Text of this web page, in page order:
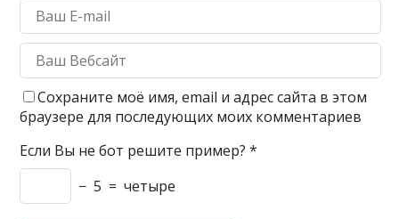
Сохраните моё имя, email и адрес сайта в этом
браузере для последующих моих комментариев
Если Вы не бот решите пример? *
− 5 = четыре